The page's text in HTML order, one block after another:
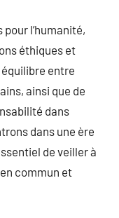
l’humanité,
éthiques et
entre
ainsi que de
dans
dans une ère
de veiller à
commun et